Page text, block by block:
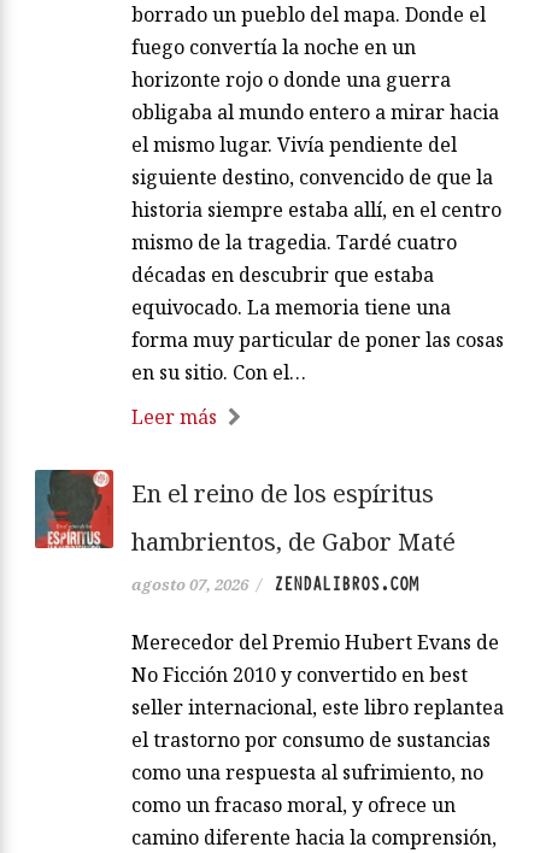
borrado un pueblo del mapa. Donde el
fuego convertía la noche en un
horizonte rojo o donde una guerra
obligaba al mundo entero a mirar hacia
el mismo lugar. Vivía pendiente del
siguiente destino, convencido de que la
historia siempre estaba allí, en el centro
mismo de la tragedia. Tardé cuatro
décadas en descubrir que estaba
equivocado. La memoria tiene una
forma muy particular de poner las cosas
en su sitio. Con el…
Leer más
En el reino de los espíritus
hambrientos, de Gabor Maté
agosto 07, 2026 / ZENDALIBROS.COM
Merecedor del Premio Hubert Evans de
No Ficción 2010 y convertido en best
seller internacional, este libro replantea
el trastorno por consumo de sustancias
como una respuesta al sufrimiento, no
como un fracaso moral, y ofrece un
camino diferente hacia la comprensión,